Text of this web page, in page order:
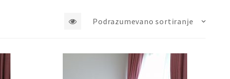
3
Podrazumevano sortiranje